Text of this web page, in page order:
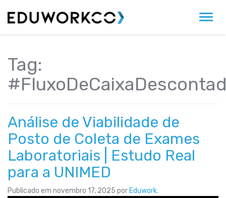
Tag:
Análise de Viabilidade de
Posto de Coleta de Exames
Laboratoriais | Estudo Real
para a UNIMED
Publicado em novembro 17, 2025 por Eduwork.